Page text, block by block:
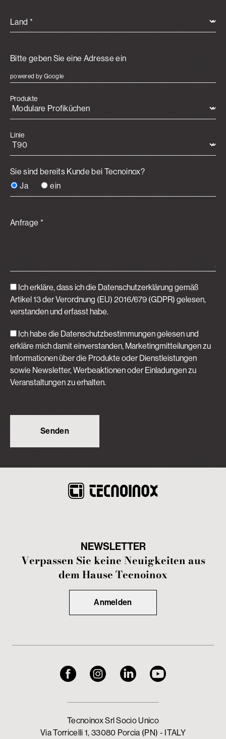
Land *
powered by Google
Produkte
Linie
Sie sind bereits Kunde bei Tecnoinox?
Ja
ein
Anfrage *
Ich erkläre, dass ich die Datenschutzerklärung gemäß
Artikel 13 der Verordnung (EU) 2016/679 (GDPR) gelesen,
verstanden und erfasst habe.
Ich habe die Datenschutzbestimmungen gelesen und
erkläre mich damit einverstanden, Marketingmitteilungen zu
Informationen über die Produkte oder Dienstleistungen
sowie Newsletter, Werbeaktionen oder Einladungen zu
Veranstaltungen zu erhalten.
NEWSLETTER
Verpassen Sie keine Neuigkeiten aus
dem Hause Tecnoinox
Anmelden
Tecnoinox Srl Socio Unico
Via Torricelli 1, 33080 Porcia (PN) - ITALY